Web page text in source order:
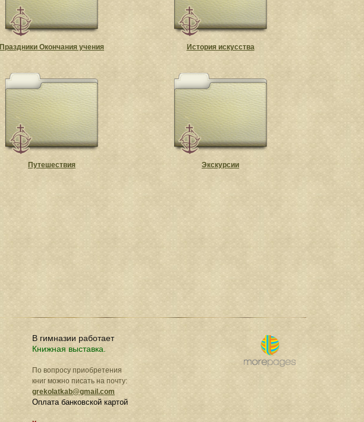
Праздники Окончания учения История искусства
Путешествия Экскурсии
В гимназии работает
Книжная выставка.
По вопросу приобретения
книг можно писать на почту:
grekolatkab@gmail.com
Оплата банковской картой